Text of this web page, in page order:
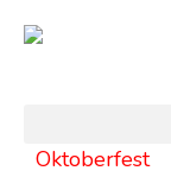
Oktoberfest